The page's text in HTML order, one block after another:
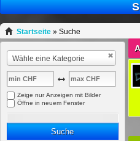
Startseite» Suche
Wähle eine Kategorie
Zeige nur Anzeigen mit Bilder
Öffne in neuem Fenster
Suche